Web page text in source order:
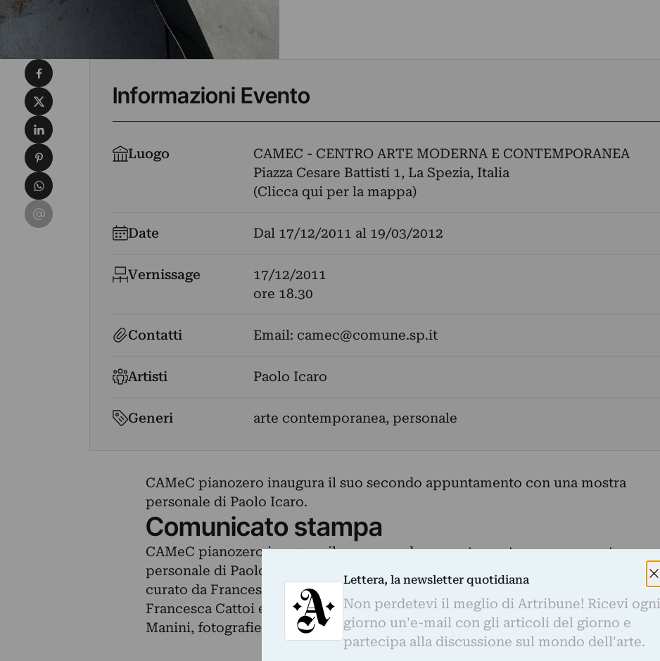
Informazioni Evento
Luogo
CAMEC - CENTRO ARTE MODERNA E CONTEMPORANEA
Piazza Cesare Battisti 1, La Spezia, Italia
(Clicca qui per la mappa)
Date Dal 17/12/2011 al 19/03/2012
Vernissage
17/12/2011
ore 18.30
Contatti Email: camec@comune.sp.it
Artisti Paolo Icaro
Generi arte contemporanea, personale
CAMeC pianozero inaugura il suo secondo appuntamento con una mostra
personale di Paolo Icaro.
Comunicato stampa
CAMeC pianozero inaugura il suo secondo appuntamento con una mostra
personale di Paolo Icaro. La mostra viene accompagnata da un catalogo
curato da Francesca Cattoi, Mario Commone e Lara Conte, con testi di
Francesca Cattoi e Lara Conte, progetto grafico Alfio Antognetti e Marta
Manini, fotografie Michele Sereni e Beatrice Barbuio.
Condividi su Facebook
Condividi su X
Condividi su LinkedIn
Condividi su Pinterest
Condividi su WhatsApp
Condividi su Email
Lettera, la newsletter quotidiana
Non perdetevi il meglio di Artribune! Ricevi ogni
giorno un'e-mail con gli articoli del giorno e
partecipa alla discussione sul mondo dell'arte.